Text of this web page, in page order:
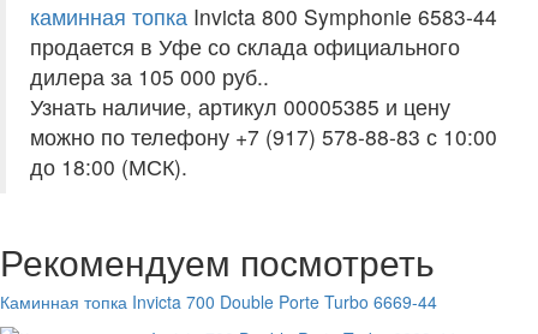
каминная топка Invicta 800 Symphonie 6583-44
продается в Уфе со склада официального
дилера за 105 000 руб..
Узнать наличие, артикул 00005385 и цену
можно по телефону +7 (917) 578-88-83 с 10:00
до 18:00 (МСК).
Рекомендуем посмотреть
Каминная топка Invicta 700 Double Porte Turbo 6669-44